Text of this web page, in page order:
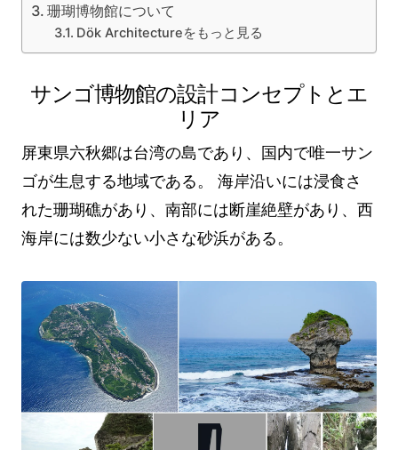
珊瑚博物館について
Dök Architectureをもっと見る
サンゴ博物館の設計コンセプトとエ
リア
屏東県六秋郷は台湾の島であり、国内で唯一サン
ゴが生息する地域である。 海岸沿いには浸食さ
れた珊瑚礁があり、南部には断崖絶壁があり、西
海岸には数少ない小さな砂浜がある。